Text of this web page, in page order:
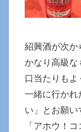
紹興酒が次か
かなり高級な
口当たりもよ
一緒に行かれ
い」とお願い
「アホウ！